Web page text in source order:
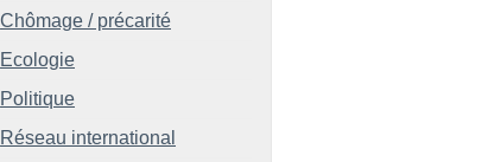
Chômage / précarité
Ecologie
Politique
Réseau international